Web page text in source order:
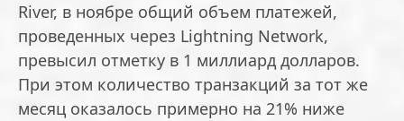
River, в ноябре общий объем платежей,
проведенных через Lightning Network,
превысил отметку в 1 миллиард долларов.
При этом количество транзакций за тот же
месяц оказалось примерно на 21% ниже